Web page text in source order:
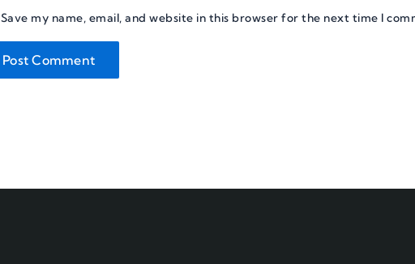
Save my name, email, and website in this browser for the next time I